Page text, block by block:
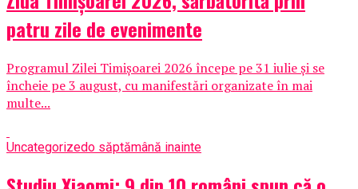
patru zile de evenimente
Programul Zilei Timișoarei 2026 începe pe 31 iulie și se
încheie pe 3 august, cu manifestări organizate în mai
multe...
Uncategorizedo săptămână inainte